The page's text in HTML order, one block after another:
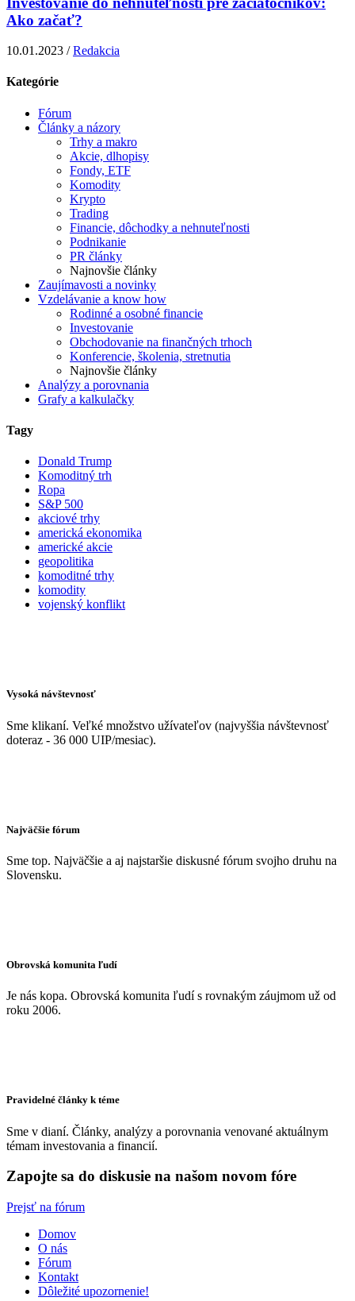
Ako začať?
10.01.2023 /Redakcia
Kategórie
Fórum
Články a názory
Trhy a makro
Akcie, dlhopisy
Fondy, ETF
Komodity
Krypto
Trading
Financie, dôchodky a nehnuteľnosti
Podnikanie
PR články
Najnovšie články
Zaujímavosti a novinky
Vzdelávanie a know how
Rodinné a osobné financie
Investovanie
Obchodovanie na finančných trhoch
Konferencie, školenia, stretnutia
Najnovšie články
Analýzy a porovnania
Grafy a kalkulačky
Tagy
Donald Trump
Komoditný trh
Ropa
S&P 500
akciové trhy
americká ekonomika
americké akcie
geopolitika
komoditné trhy
komodity
vojenský konflikt
Vysoká návštevnosť
Sme klikaní. Veľké množstvo užívateľov (najvyššia návštevnosť
doteraz - 36 000 UIP/mesiac).
Najväčšie fórum
Sme top. Najväčšie a aj najstaršie diskusné fórum svojho druhu na
Slovensku.
Obrovská komunita ľudí
Je nás kopa. Obrovská komunita ľudí s rovnakým záujmom už od
roku 2006.
Pravidelné články k téme
Sme v dianí. Články, analýzy a porovnania venované aktuálnym
témam investovania a financií.
Zapojte sa do diskusie na našom novom fóre
Prejsť na fórum
Domov
O nás
Fórum
Kontakt
Dôležité upozornenie!